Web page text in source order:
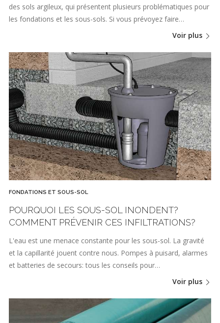
des sols argileux, qui présentent plusieurs problématiques pour
les fondations et les sous-sols. Si vous prévoyez faire…
Voir plus
FONDATIONS ET SOUS-SOL
POURQUOI LES SOUS-SOL INONDENT?
COMMENT PRÉVENIR CES INFILTRATIONS?
L'eau est une menace constante pour les sous-sol. La gravité
et la capillarité jouent contre nous. Pompes à puisard, alarmes
et batteries de secours: tous les conseils pour…
Voir plus